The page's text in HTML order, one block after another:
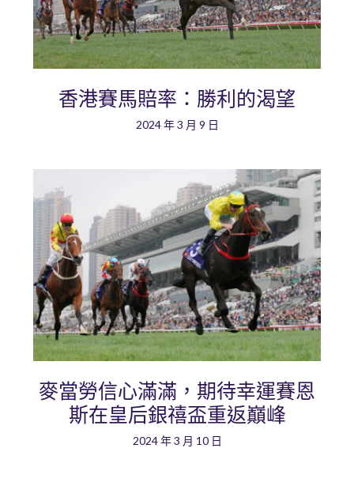
香港賽馬賠率：勝利的渴望
2024 年 3 月 9 日
麥當勞信心滿滿，期待幸運賽恩
斯在皇后銀禧盃重返巔峰
2024 年 3 月 10 日